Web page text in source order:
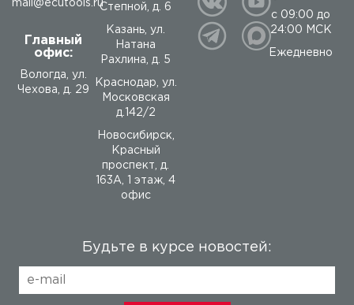
mail@ecutools.ru
Главный
офис:
Вологда
ул.
Чехова, д. 29
Степной, д. 6
Казань, ул.
Натана
Рахлина, д. 5
Краснодар, ул.
Московская
д.142/2
Новосибирск,
Красный
проспект, д.
163А, 1 этаж, 4
офис
с 09:00 до
24:00 МСК
Ежедневно
Будьте в курсе новостей: